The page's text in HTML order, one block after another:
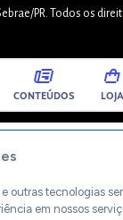
PR. Todos os
CONTEÚDOS LOJA
outras tecnologias
em nossos